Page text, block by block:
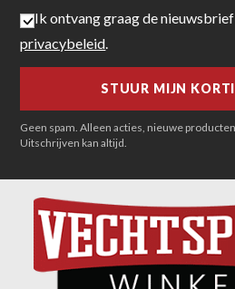
Ik ontvang graag de
privacybeleid.
Geen spam. Alleen acties, nieuwe
Uitschrijven kan altijd.